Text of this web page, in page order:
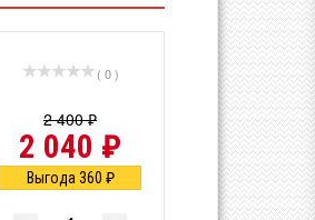
( 0 )
2 400 ₽
2 040 ₽
Выгода 360 ₽